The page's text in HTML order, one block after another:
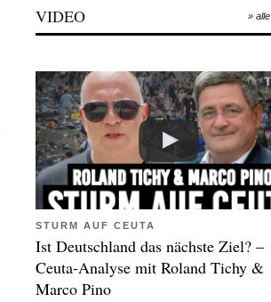
VIDEO »
STURM AUF CEUTA
Ist Deutschland das nächste Ziel? –
Ceuta-Analyse mit Roland Tichy &
Marco Pino